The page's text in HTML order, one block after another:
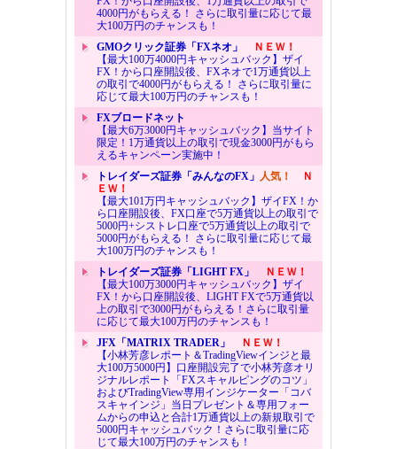
4000円がもらえる！ さらに取引量に応じて最
大100万円のチャンスも！
GMOクリック証券「FXネオ」
ＮＥＷ！
【最大100万4000円キャッシュバック】ザイ
FX！から口座開設後、FXネオで1万通貨以上
の取引で4000円がもらえる！ さらに取引量に
応じて最大100万円のチャンスも！
FXブロードネット
【最大6万3000円キャッシュバック】当サイト
限定！1万通貨以上の取引で現金3000円がもら
えるキャンペーン実施中！
トレイダーズ証券「みんなのFX」 人気！
Ｎ
ＥＷ！
【最大101万円キャッシュバック】ザイFX！か
ら口座開設後、FX口座で5万通貨以上の取引で
5000円+シストレ口座で5万通貨以上の取引で
5000円がもらえる！ さらに取引量に応じて最
大100万円のチャンスも！
トレイダーズ証券「LIGHT FX」
ＮＥＷ！
【最大100万3000円キャッシュバック】ザイ
FX！から口座開設後、LIGHT FXで5万通貨以
上の取引で3000円がもらえる！さらに取引量
に応じて最大100万円のチャンスも！
JFX「MATRIX TRADER」
ＮＥＷ！
【小林芳彦レポート＆TradingViewインジと最
大100万5000円】口座開設完了で小林芳彦オリ
ジナルレポート「FXスキャルピングのコツ」
およびTradingView専用インジケーター「コバ
スキャインジ」当日プレゼント＆専用フォー
ムからの申込と合計1万通貨以上の新規取引で
5000円キャッシュバック！さらに取引量に応
じて最大100万円のチャンスも！